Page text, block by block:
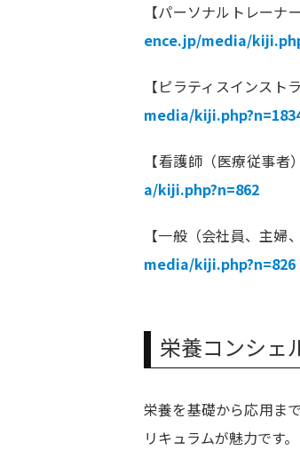
【パーソナルトレー
ence.jp/media/
【ピラティスインス
media/
【看護師（医療従事
a/kiji.php?n=862
【一般（会社員、主
media/kiji.php?n=826
栄養コンシェ
栄養を基礎から応用ま
リキュラムが魅力です。